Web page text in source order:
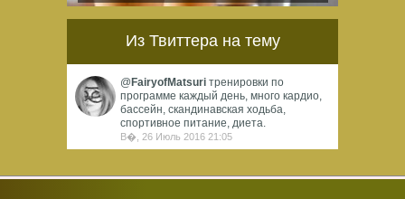
спортивными результатами в
Из Твиттера на тему
@ FairyofMatsuri тренировки по
программе каждый день, много кардио,
бассейн, скандинавская ходьба,
спортивное питание, диета.
В�, 26 Июль 2016 21:05